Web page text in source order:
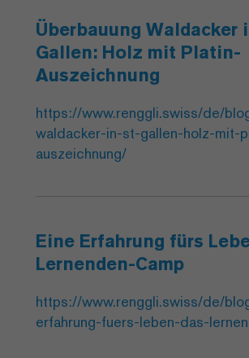
Überbauung Waldacker
Gallen: Holz mit Platin-
Auszeichnung
https://www.renggli.swiss/de/
waldacker-in-st-gallen-holz-mit-
auszeichnung/
Eine Erfahrung fürs
Lernenden-Camp
https://www.renggli.swiss/de/
erfahrung-fuers-leben-das-